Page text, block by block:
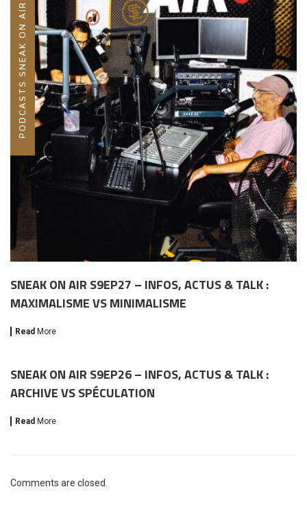
PODCASTS SNEAK ON AIR
SNEAK ON AIR S9EP27 – INFOS, ACTUS & TALK :
MAXIMALISME VS MINIMALISME
Read More
SNEAK ON AIR S9EP26 – INFOS, ACTUS & TALK :
ARCHIVE VS SPÉCULATION
Read More
Comments are closed.